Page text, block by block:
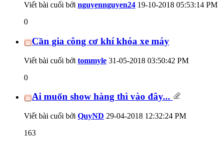
Viết bài cuối bởi nguyennguyen24 19-10-2018 05:53:14 PM
0
Cần gia công cơ khí khóa xe máy
Viết bài cuối bởi tommyle 31-05-2018 03:50:42 PM
0
Ai muốn show hàng thì vào đây...
Viết bài cuối bởi QuyND 29-04-2018 12:32:24 PM
163